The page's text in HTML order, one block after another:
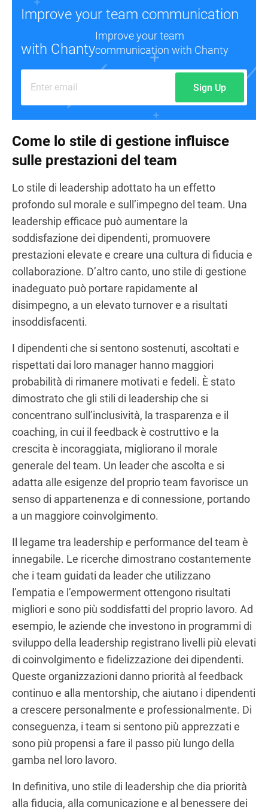
Improve your team communication
with Chanty
Improve your team
communication with Chanty
Sign Up
Come lo stile di gestione influisce
sulle prestazioni del team
Lo stile di leadership adottato ha un effetto
profondo sul morale e sull’impegno del team. Una
leadership efficace può aumentare la
soddisfazione dei dipendenti, promuovere
prestazioni elevate e creare una cultura di fiducia e
collaborazione. D’altro canto, uno stile di gestione
inadeguato può portare rapidamente al
disimpegno, a un elevato turnover e a risultati
insoddisfacenti.
I dipendenti che si sentono sostenuti, ascoltati e
rispettati dai loro manager hanno maggiori
probabilità di rimanere motivati e fedeli. È stato
dimostrato che gli stili di leadership che si
concentrano sull’inclusività, la trasparenza e il
coaching, in cui il feedback è costruttivo e la
crescita è incoraggiata, migliorano il morale
generale del team. Un leader che ascolta e si
adatta alle esigenze del proprio team favorisce un
senso di appartenenza e di connessione, portando
a un maggiore coinvolgimento.
Il legame tra leadership e performance del team è
innegabile. Le ricerche dimostrano costantemente
che i team guidati da leader che utilizzano
l’empatia e l’empowerment ottengono risultati
migliori e sono più soddisfatti del proprio lavoro. Ad
esempio, le aziende che investono in programmi di
sviluppo della leadership registrano livelli più elevati
di coinvolgimento e fidelizzazione dei dipendenti.
Queste organizzazioni danno priorità al feedback
continuo e alla mentorship, che aiutano i dipendenti
a crescere personalmente e professionalmente. Di
conseguenza, i team si sentono più apprezzati e
sono più propensi a fare il passo più lungo della
gamba nel loro lavoro.
In definitiva, uno stile di leadership che dia priorità
alla fiducia, alla comunicazione e al benessere dei